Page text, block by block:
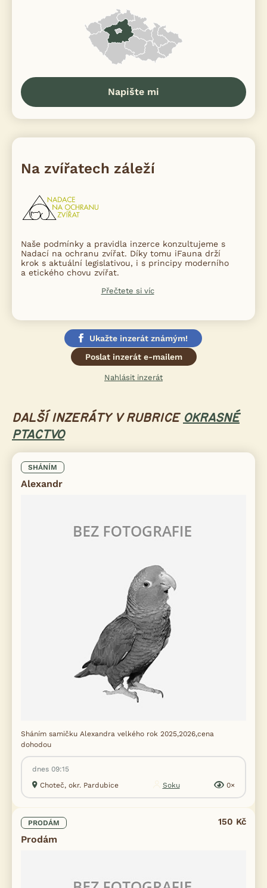
Napište mi
Na zvířatech záleží
Naše podmínky a pravidla inzerce konzultujeme s
Nadací na ochranu zvířat. Díky tomu iFauna drží
krok s aktuální legislativou, i s principy moderního
a etického chovu zvířat.
Přečtete si víc
Ukažte inzerát známým!
Poslat inzerát e-mailem
Nahlásit inzerát
DALŠÍ INZERÁTY V RUBRICE OKRASNÉ
PTACTVO
SHÁNÍM
Alexandr
Sháním samičku Alexandra velkého rok 2025,2026,cena
dohodou
dnes 09:15
Choteč, okr. Pardubice
Soku 0×
PRODÁM
Prodám
150 Kč